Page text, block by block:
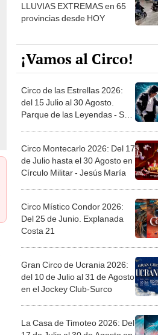
LLUVIAS EXTREMAS en 65
provincias desde HOY
¡Vamos al Circo!
Circo de las Estrellas 2026:
del 15 Julio al 30 Agosto.
Parque de las Leyendas - San
Circo Montecarlo 2026: Del 17
de Julio hasta el 30 Agosto en
Círculo Militar - Jesús María
Circo Místico Condor 2026:
Del 25 de Junio. Explanada
Costa 21
Gran Circo de Ucrania 2026:
del 10 de Julio al 31 de Agosto
en el Jockey Club-Surco
La Casa de Timoteo 2026: Del